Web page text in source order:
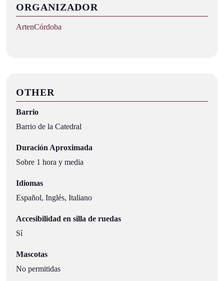
ORGANIZADOR
ArtenCórdoba
OTHER
Barrio
Barrio de la Catedral
Duración Aproximada
Sobre 1 hora y media
Idiomas
Español, Inglés, Italiano
Accesibilidad en silla de ruedas
Sí
Mascotas
No permitidas